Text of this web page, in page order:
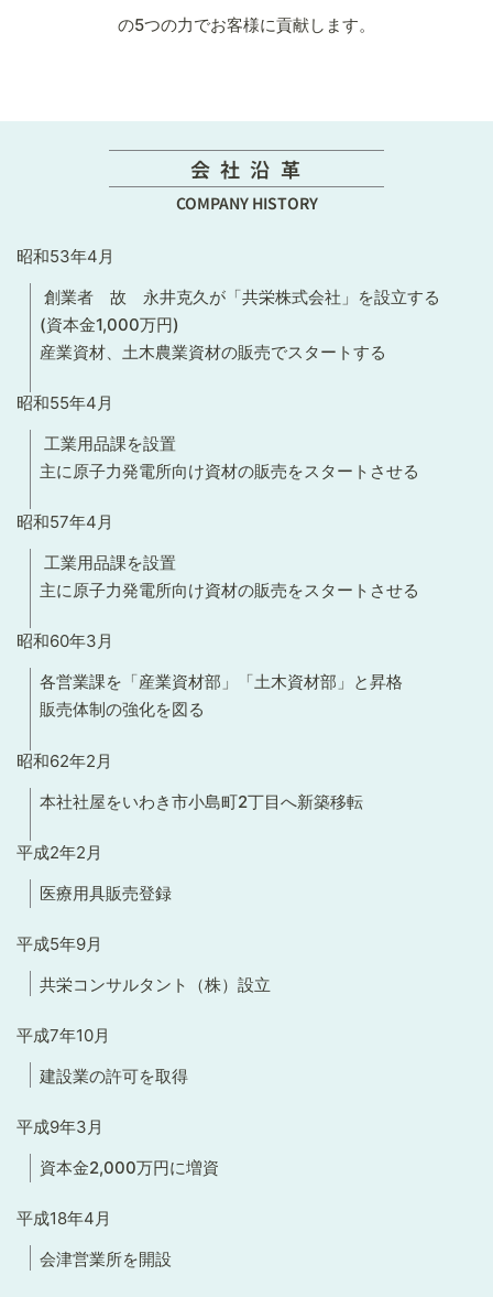
の5つの力でお客様に貢献します。
会 社 沿 革
COMPANY HISTORY
昭和53年4月
創業者 故 永井克久が「共栄株式会社」を設立する
(資本金1,000万円)
産業資材、土木農業資材の販売でスタートする
昭和55年4月
工業用品課を設置
主に原子力発電所向け資材の販売をスタートさせる
昭和57年4月
工業用品課を設置
主に原子力発電所向け資材の販売をスタートさせる
昭和60年3月
各営業課を「産業資材部」「土木資材部」と昇格
販売体制の強化を図る
昭和62年2月
本社社屋をいわき市小島町2丁目へ新築移転
平成2年2月
医療用具販売登録
平成5年9月
共栄コンサルタント（株）設立
平成7年10月
建設業の許可を取得
平成9年3月
資本金2,000万円に増資
平成18年4月
会津営業所を開設